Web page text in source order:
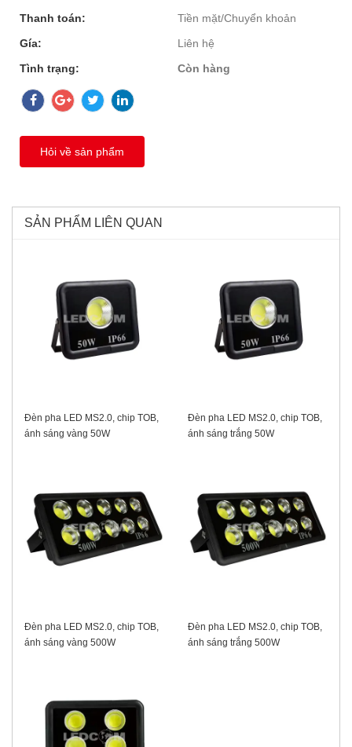
Thanh toán:
Tiền mặt/Chuyển khoản
Gía:
Liên hệ
Tình trạng:
Còn hàng
Hỏi về sản phẩm
SẢN PHẨM LIÊN QUAN
Đèn pha LED MS2.0, chip TOB,
ánh sáng vàng 50W
Đèn pha LED MS2.0, chip TOB,
ánh sáng trắng 50W
Đèn pha LED MS2.0, chip TOB,
ánh sáng vàng 500W
Đèn pha LED MS2.0, chip TOB,
ánh sáng trắng 500W